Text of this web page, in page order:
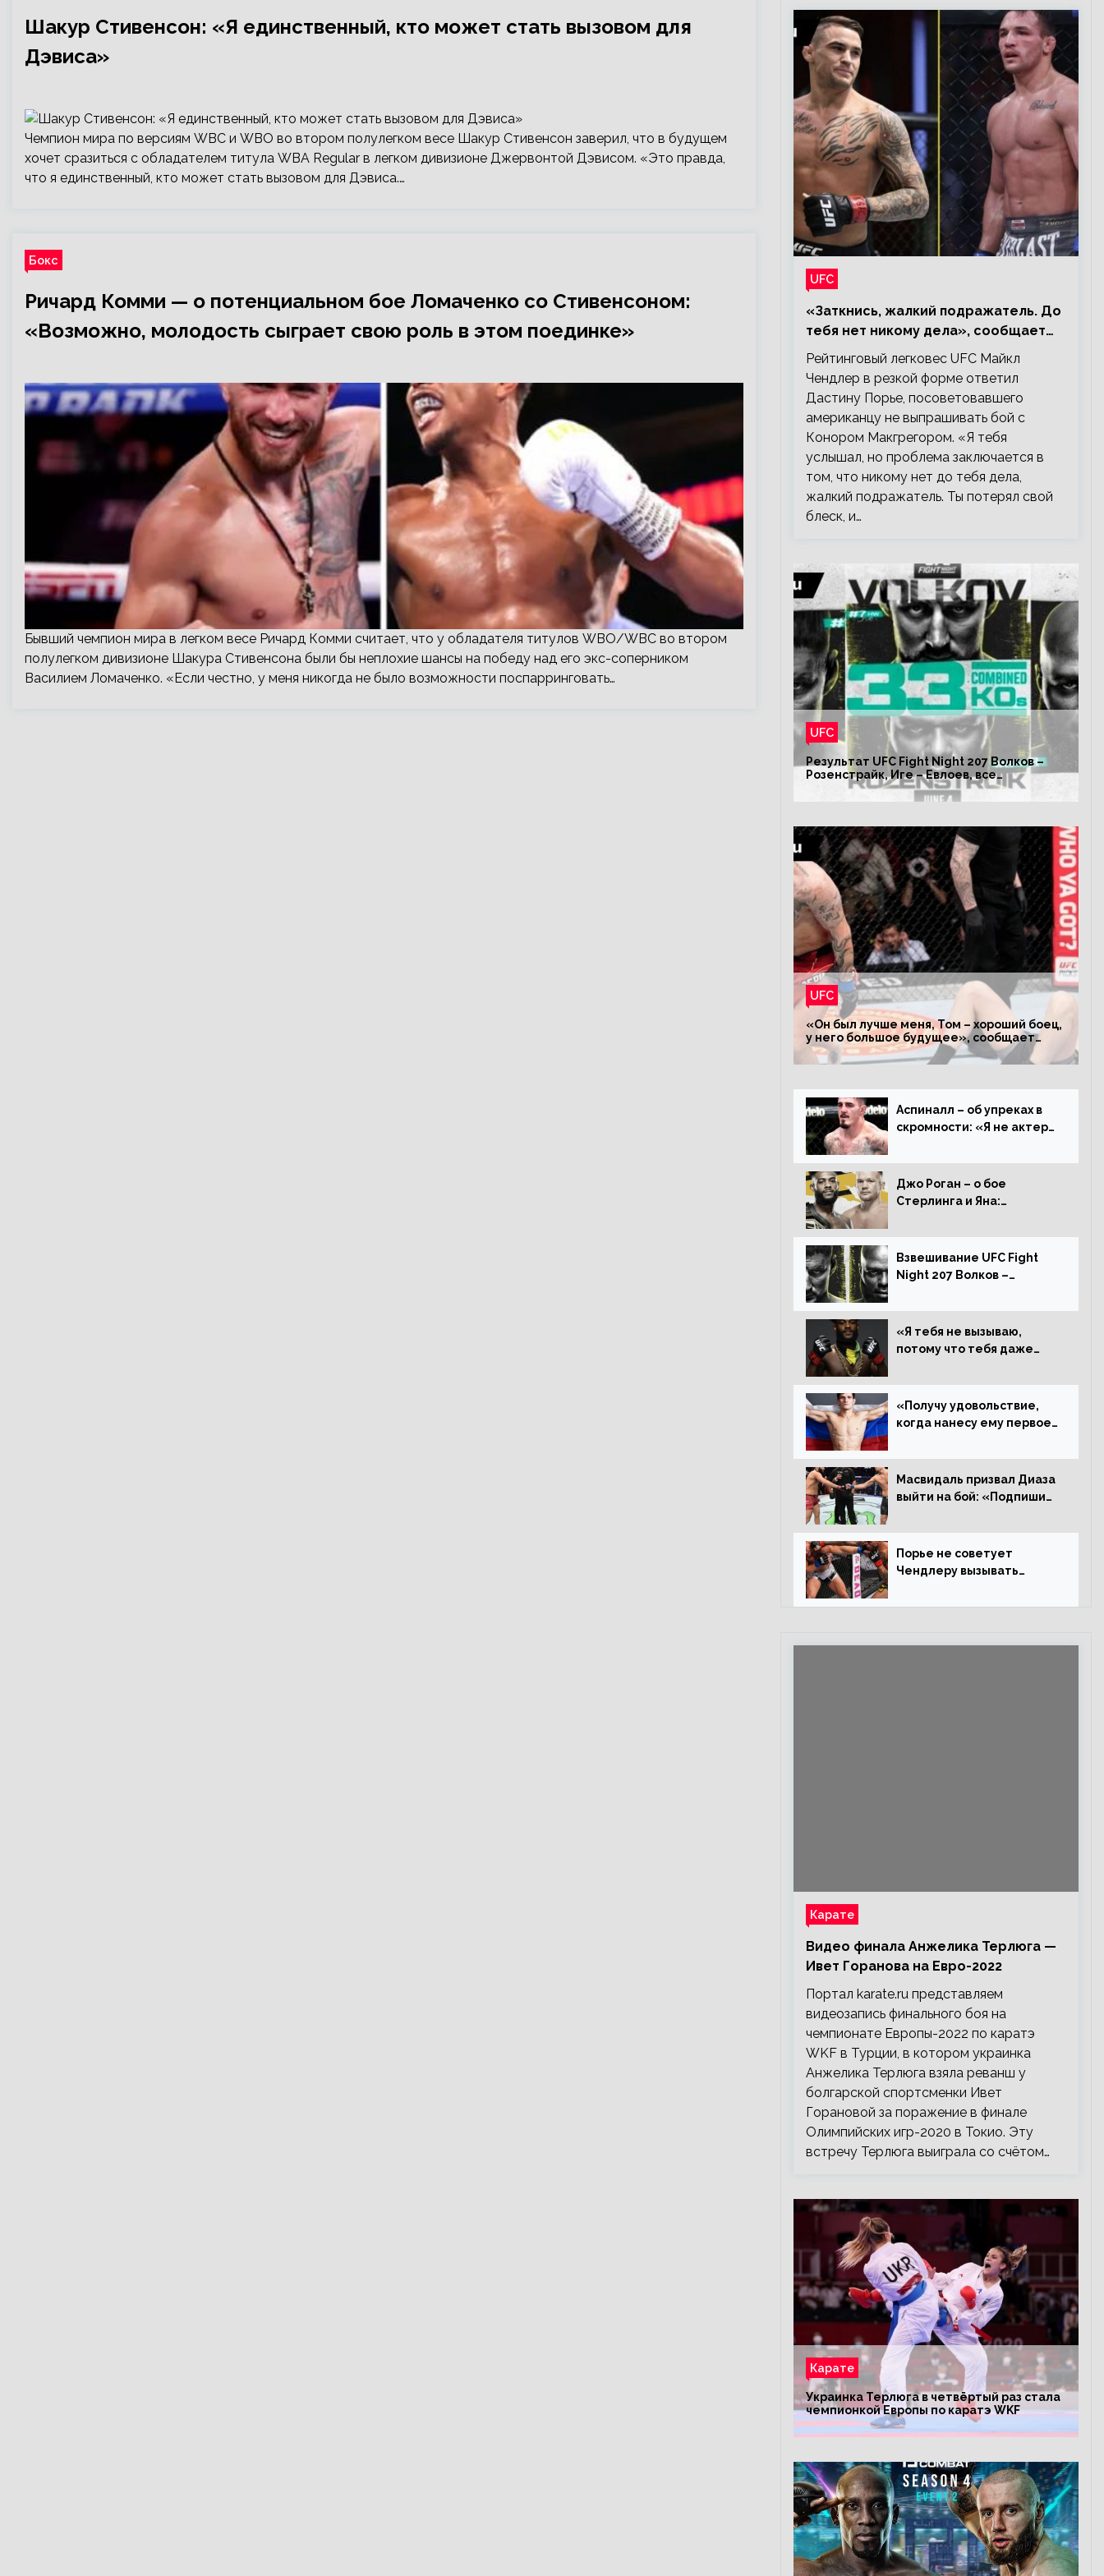
Шакур Стивенсон: «Я единственный, кто может стать вызовом для
Дэвиса»
Чемпион мира по версиям WBC и WBO во втором полулегком весе Шакур Стивенсон заверил, что в будущем
хочет сразиться с обладателем титула WBA Regular в легком дивизионе Джервонтой Дэвисом. «Это правда,
что я единственный, кто может стать вызовом для Дэвиса.…
Бокс
Ричард Комми — о потенциальном бое Ломаченко со Стивенсоном:
«Возможно, молодость сыграет свою роль в этом поединке»
Бывший чемпион мира в легком весе Ричард Комми считает, что у обладателя титулов WBO/WBC во втором
полулегком дивизионе Шакура Стивенсона были бы неплохие шансы на победу над его экс-соперником
Василием Ломаченко. «Если честно, у меня никогда не было возможности поспарринговать…
UFC
«Заткнись, жалкий подражатель. До
тебя нет никому дела», сообщает
Майкл Чендлер – о словах Порье
Рейтинговый легковес UFC Майкл
Чендлер в резкой форме ответил
Дастину Порье, посоветовавшего
американцу не выпрашивать бой с
Конором Макгрегором. «Я тебя
услышал, но проблема заключается в
том, что никому нет до тебя дела,
жалкий подражатель. Ты потерял свой
блеск, и…
UFC
Результат UFC Fight Night 207 Волков –
Розенстрайк, Иге – Евлоев, все
результаты турнира ЮФС ФН 207
UFC
«Он был лучше меня, Том – хороший боец,
у него большое будущее», сообщает
Волков – о поражении Аспиналлу
Аспиналл – об упреках в
скромности: «Я не актер
говорить дерьмо»
Джо Роган – о бое
Стерлинга и Яна:
решению, Алджамейн
определенно выиграл»
Взвешивание UFC Fight
Night 207 Волков –
результаты
«Я тебя не вызываю,
потому что тебя даже
«Мне нужна пауза»,
сообщает Стерлинг
ответил Сехудо
«Получу удовольствие,
когда нанесу ему первое
Дэн Иге – про бой с
Евлоевым
Масвидаль призвал Диаза
выйти на бой: «Подпиши
повторим»
Порье не советует
Чендлеру вызывать
потрясают в каждом бою,
Карате
Видео финала Анжелика Терлюга —
Ивет Горанова на Евро-2022
Портал karate.ru представляем
видеозапись финального боя на
чемпионате Европы-2022 по каратэ
WKF в Турции, в котором украинка
Анжелика Терлюга взяла реванш у
болгарской спортсменки Ивет
Горановой за поражение в финале
Олимпийских игр-2020 в Токио. Эту
встречу Терлюга выиграла со счётом…
Карате
Украинка Терлюга в четвёртый раз стала
чемпионкой Европы по каратэ WKF